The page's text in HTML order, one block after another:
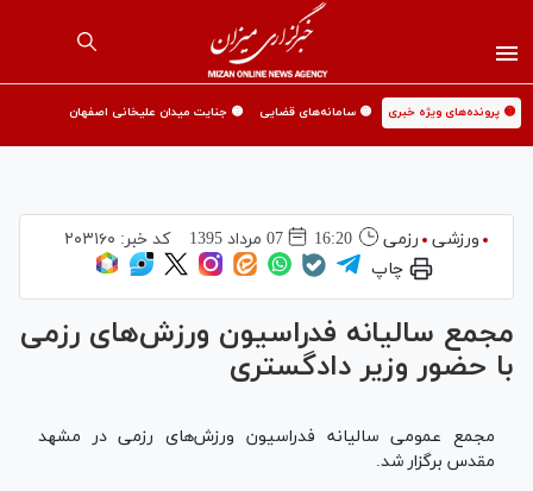
🟡 پرونده‌های ویژه خبری 🟡 سامانه‌های قضایی 🟡 جنایت میدان علیخانی اصفهان
ورزشی رزمی 16:20 07 مرداد 1395 کد خبر: ۲۰۳۱۶۰
چاپ
مجمع سالیانه فدراسیون ورزش‌های رزمی
با حضور وزیر دادگستری
مجمع عمومی سالیانه فدراسیون ورزش‌های رزمی در مشهد
مقدس برگزار شد.